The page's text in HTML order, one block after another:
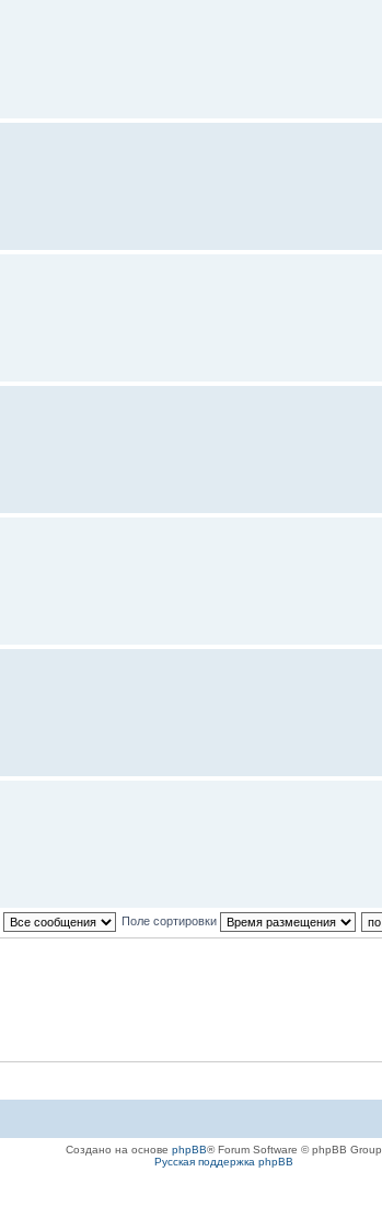
Поле сортировки
Создано на основе phpBB® Forum Software © phpBB Group
Русская поддержка phpBB